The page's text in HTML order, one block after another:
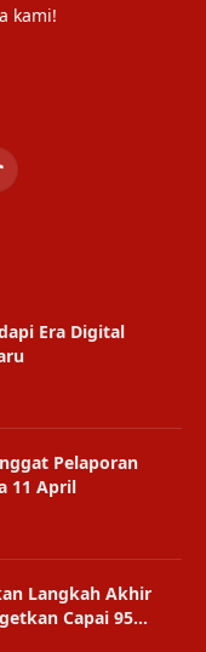
kami!
Era Digital
Pelaporan
11 April
Langkah Akhir
Capai 95